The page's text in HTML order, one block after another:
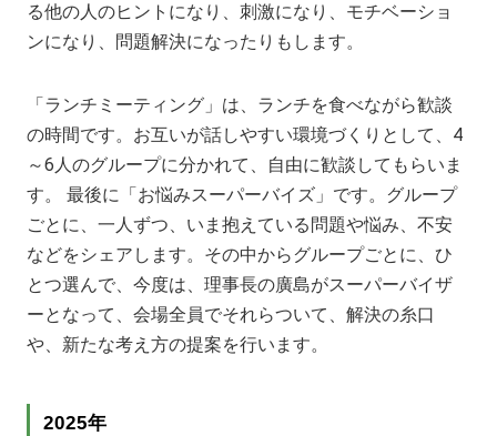
る他の人のヒントになり、刺激になり、モチベーショ
ンになり、問題解決になったりもします。
「ランチミーティング」は、ランチを食べながら歓談
の時間です。お互いが話しやすい環境づくりとして、4
～6人のグループに分かれて、自由に歓談してもらいま
す。 最後に「お悩みスーパーバイズ」です。グループ
ごとに、一人ずつ、いま抱えている問題や悩み、不安
などをシェアします。その中からグループごとに、ひ
とつ選んで、今度は、理事長の廣島がスーパーバイザ
ーとなって、会場全員でそれらついて、解決の糸口
や、新たな考え方の提案を行います。
2025年